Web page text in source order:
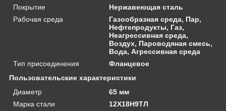
Покрытие
Нержавеющая сталь
Рабочая среда
Газообразная среда, Пар,
Нефтепродукты, Газ,
Неагрессивная среда,
Воздух, Пароводяная смесь,
Вода, Агрессивная среда
Тип присоединения
Фланцевое
Пользовательские характеристики
Диаметр
65 мм
Марка стали
12Х18Н9ТЛ